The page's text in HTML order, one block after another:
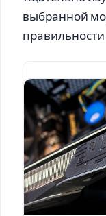
выбранной